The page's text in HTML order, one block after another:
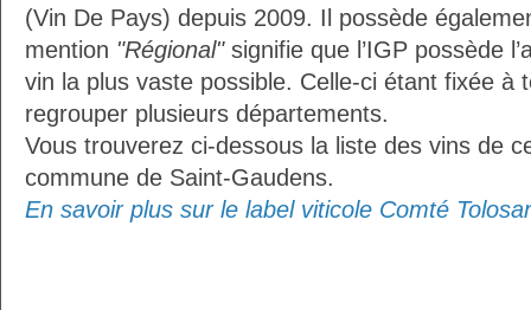
(Vin De Pays) depuis 2009. Il possède
mention "Régional"signifie que l’IGP possède
vin la plus vaste possible. Celle-ci étant fixée à
regrouper plusieurs départements.
Vous trouverez ci-dessous la liste des vins de
commune de Saint-Gaudens.
En savoir plus sur le label viticole Comté